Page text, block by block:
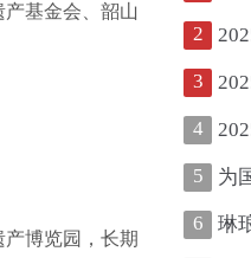
基金会、韶山
博览园，长期
2
3
4
5
6 琳